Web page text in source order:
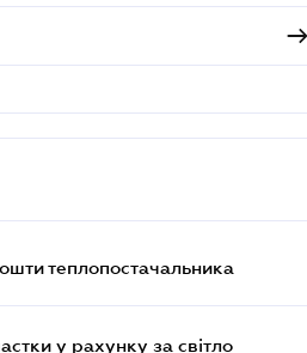
теплопостачальника
у рахунку за світло